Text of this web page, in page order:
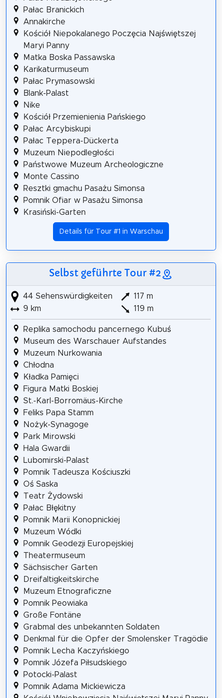
Pałac Branickich
Annakirche
Kościół Niepokalanego Poczęcia Najświętszej
Maryi Panny
Matka Boska Passawska
Karikaturmuseum
Pałac Prymasowski
Blank-Palast
Nike
Kościół Przemienienia Pańskiego
Pałac Arcybiskupi
Pałac Teppera-Dückerta
Muzeum Niepodległości
Państwowe Muzeum Archeologiczne
Monte Cassino
Resztki gmachu Pasażu Simonsa
Pomnik Ofiar w Pasażu Simonsa
Krasiński-Garten
Details für Tour #1 in Warschau
Selbst geführte Tour #2
44 Sehenswürdigkeiten
9 km
117 m
119 m
Replika samochodu pancernego Kubuś
Museum des Warschauer Aufstandes
Muzeum Nurkowania
Chłodna
Kładka Pamięci
Figura Matki Boskiej
St.-Karl-Borromäus-Kirche
Feliks Papa Stamm
Nożyk-Synagoge
Park Mirowski
Hala Gwardii
Lubomirski-Palast
Pomnik Tadeusza Kościuszki
Oś Saska
Teatr Żydowski
Pałac Błękitny
Pomnik Marii Konopnickiej
Muzeum Wódki
Pomnik Geodezji Europejskiej
Theatermuseum
Sächsischer Garten
Dreifaltigkeitskirche
Muzeum Etnograficzne
Pomnik Peowiaka
Große Fontäne
Grabmal des unbekannten Soldaten
Denkmal für die Opfer der Smolensker Tragödie
Pomnik Lecha Kaczyńskiego
Pomnik Józefa Piłsudskiego
Potocki-Palast
Pomnik Adama Mickiewicza